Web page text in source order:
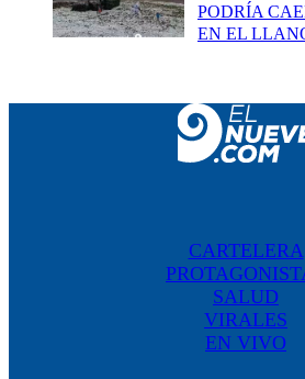
PODRÍA
EN EL
CARTELERA
SALUD
VIRALES
EN VIVO